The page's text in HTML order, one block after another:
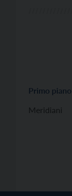
Primo piano
Meridiani